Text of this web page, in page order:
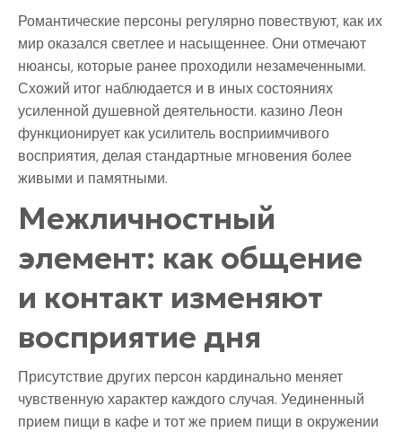
Романтические персоны регулярно повествуют, как их
мир оказался светлее и насыщеннее. Они отмечают
нюансы, которые ранее проходили незамеченными.
Схожий итог наблюдается и в иных состояниях
усиленной душевной деятельности. казино Леон
функционирует как усилитель восприимчивого
восприятия, делая стандартные мгновения более
живыми и памятными.
Межличностный
элемент: как общение
и контакт изменяют
восприятие дня
Присутствие других персон кардинально меняет
чувственную характер каждого случая. Уединенный
прием пищи в кафе и тот же прием пищи в окружении